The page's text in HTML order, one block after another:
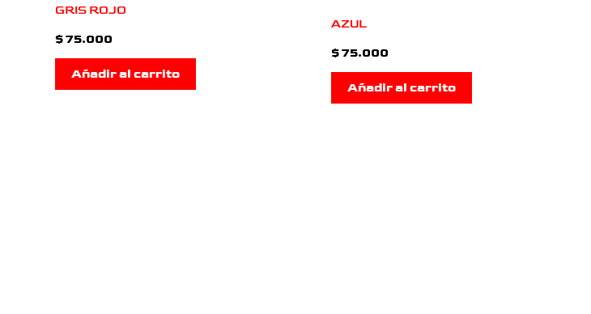
GRIS ROJO
$75.000
Añadir al carrito
AZUL
$75.000
Añadir al carrito